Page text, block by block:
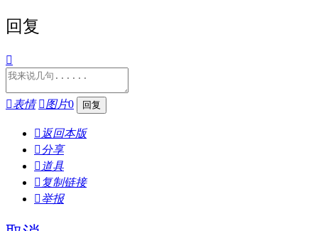
回复

表情 图片0
 返回本版
分享
 道具
 复制链接
举报